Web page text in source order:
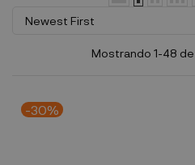
Newest First
Mostrando 1-48
-30%